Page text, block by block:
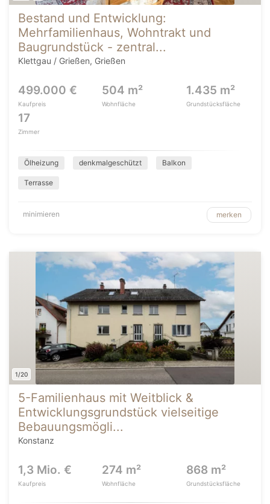
Bestand und Entwicklung:
Mehrfamilienhaus, Wohntrakt und
Baugrundstück - zentral...
Klettgau / Grießen, Grießen
499.000 €
Kaufpreis
504 m²
Wohnfläche
1.435 m²
Grundstücksfläche
17
Zimmer
Ölheizung denkmalgeschützt Balkon
Terrasse
minimieren merken
1/20
5-Familienhaus mit Weitblick &
Entwicklungsgrundstück vielseitige
Bebauungsmögli...
Konstanz
1,3 Mio. €
Kaufpreis
274 m²
Wohnfläche
868 m²
Grundstücksfläche